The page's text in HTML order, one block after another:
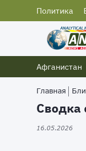
Политика
Афганистан
Главная
Сводка
16.05.2026